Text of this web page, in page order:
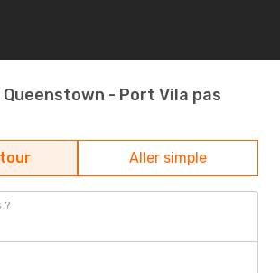
- Port Vila pas
Aller simple
?